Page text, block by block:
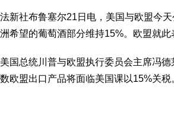
法新社布鲁塞尔21日电，美国与欧盟今
洲希望的葡萄酒部分维持15%。欧盟就
美国总统川普与欧盟执行委员会主席冯
数欧盟出口产品将面临美国课以15%关税